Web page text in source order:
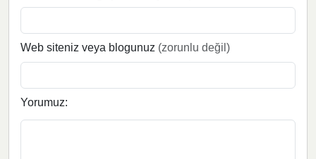
Web siteniz veya blogunuz (zorunlu değil)
Yorumuz: